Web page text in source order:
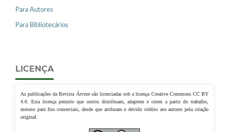
Para Autores
Para Bibliotecários
LICENÇA
As publicações da Revista Árvore são licenciadas sob a licença Creative Commons CC BY
4.0. Esta licença permite que outros distribuam, adaptem e criem a partir do trabalho,
mesmo para fins comerciais, desde que atribuam o devido crédito aos autores pela criação
original.